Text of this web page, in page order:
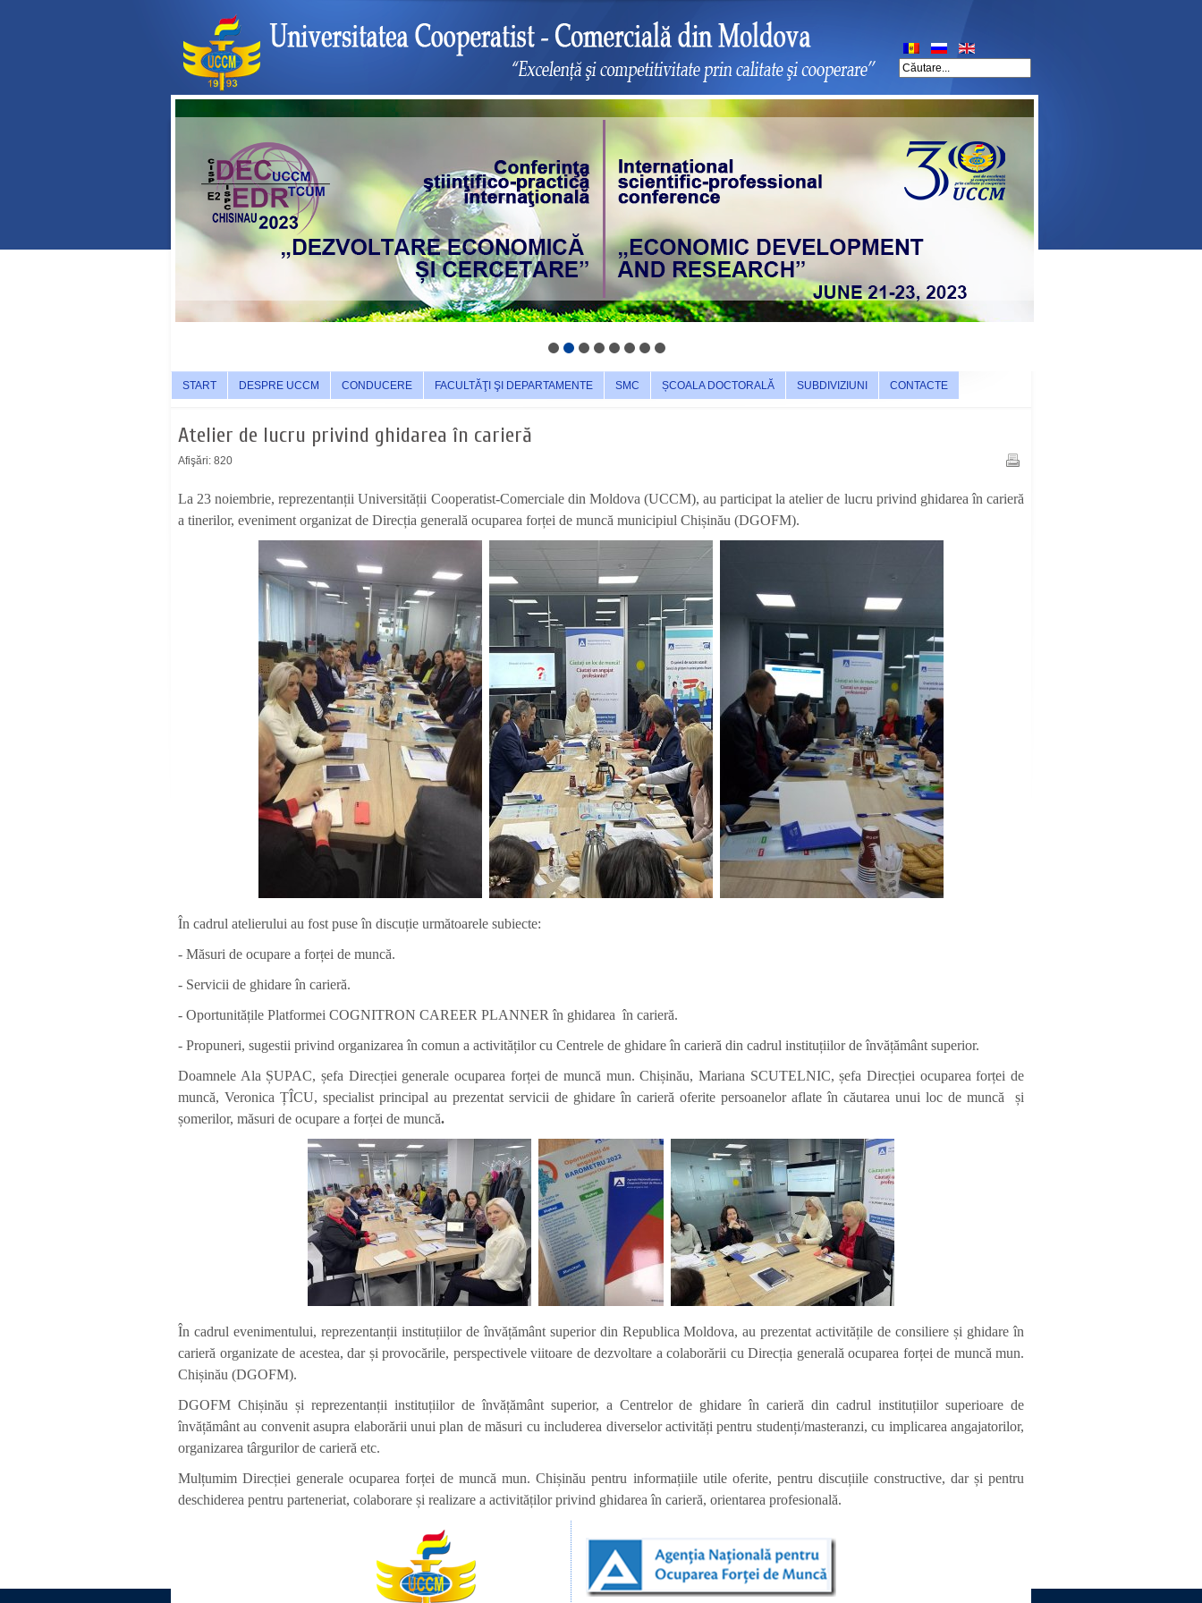
START DESPRE UCCM CONDUCERE FACULTĂŢI ŞI DEPARTAMENTE SMC ȘCOALA DOCTORALĂ SUBDIVIZIUNI CONTACTE
Atelier de lucru privind ghidarea în carieră
Afişări: 820
La 23 noiembrie, reprezentanții Universității Cooperatist-Comerciale din Moldova (UCCM), au participat la atelier de lucru privind ghidarea în carieră
a tinerilor, eveniment organizat de Direcția generală ocuparea forței de muncă municipiul Chișinău (DGOFM).
În cadrul atelierului au fost puse în discuție următoarele subiecte:
- Măsuri de ocupare a forței de muncă.
- Servicii de ghidare în carieră.
- Oportunitățile Platformei COGNITRON CAREER PLANNER în ghidarea în carieră.
- Propuneri, sugestii privind organizarea în comun a activităților cu Centrele de ghidare în carieră din cadrul instituțiilor de învățământ superior.
Doamnele Ala ȘUPAC, șefa Direcției generale ocuparea forței de muncă mun. Chișinău, Mariana SCUTELNIC, șefa Direcției ocuparea forței de
muncă, Veronica ȚÎCU, specialist principal au prezentat servicii de ghidare în carieră oferite persoanelor aflate în căutarea unui loc de muncă și
șomerilor, măsuri de ocupare a forței de muncă.
În cadrul evenimentului, reprezentanții instituțiilor de învățământ superior din Republica Moldova, au prezentat activitățile de consiliere și ghidare în
carieră organizate de acestea, dar și provocările, perspectivele viitoare de dezvoltare a colaborării cu Direcția generală ocuparea forței de muncă mun.
Chișinău (DGOFM).
DGOFM Chișinău și reprezentanții instituțiilor de învățământ superior, a Centrelor de ghidare în carieră din cadrul instituțiilor superioare de
învățământ au convenit asupra elaborării unui plan de măsuri cu includerea diverselor activități pentru studenți/masteranzi, cu implicarea angajatorilor,
organizarea târgurilor de carieră etc.
Mulțumim Direcției generale ocuparea forței de muncă mun. Chișinău pentru informațiile utile oferite, pentru discuțiile constructive, dar și pentru
deschiderea pentru parteneriat, colaborare și realizare a activităților privind ghidarea în carieră, orientarea profesională.